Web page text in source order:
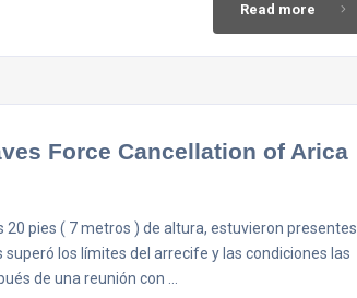
Read more
Force Cancellation of Arica
pies ( 7 metros ) de altura, estuvieron presentes
los límites del arrecife y las condiciones las
de una reunión con …